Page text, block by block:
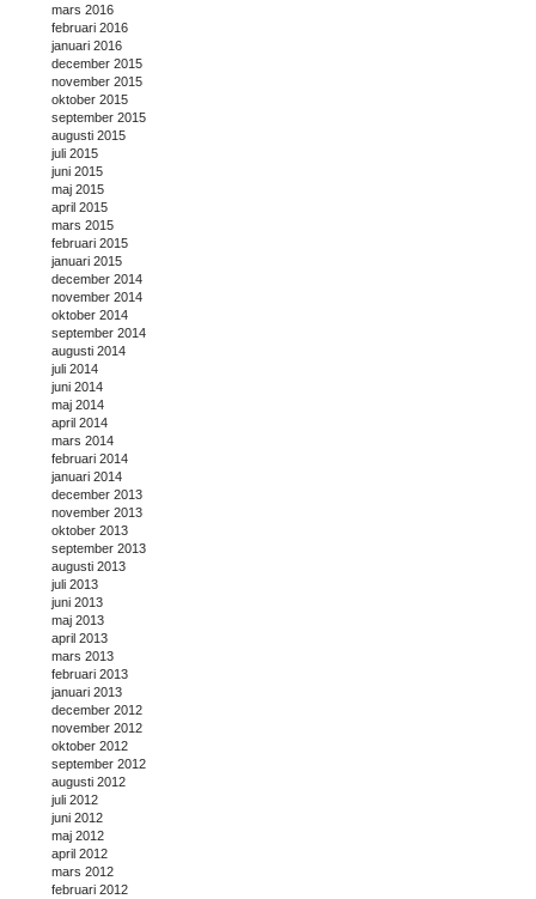
mars 2016
februari 2016
januari 2016
december 2015
november 2015
oktober 2015
september 2015
augusti 2015
juli 2015
juni 2015
maj 2015
april 2015
mars 2015
februari 2015
januari 2015
december 2014
november 2014
oktober 2014
september 2014
augusti 2014
juli 2014
juni 2014
maj 2014
april 2014
mars 2014
februari 2014
januari 2014
december 2013
november 2013
oktober 2013
september 2013
augusti 2013
juli 2013
juni 2013
maj 2013
april 2013
mars 2013
februari 2013
januari 2013
december 2012
november 2012
oktober 2012
september 2012
augusti 2012
juli 2012
juni 2012
maj 2012
april 2012
mars 2012
februari 2012